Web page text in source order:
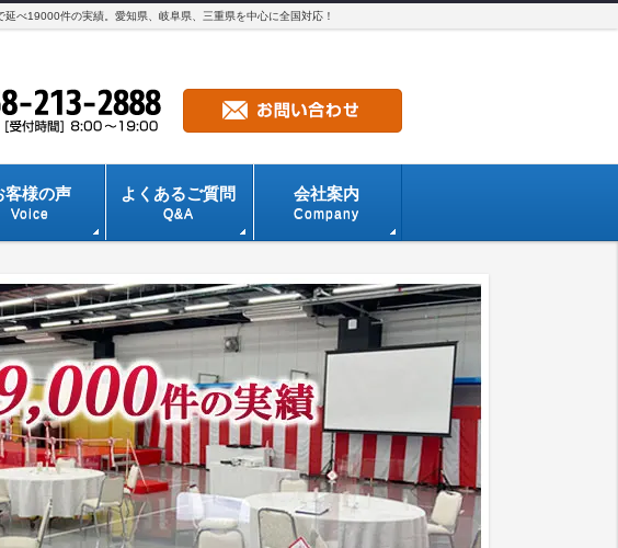
べ19000件の実績。愛知県、岐阜県、三重県を中心に全国対応！
客様の声
Voice
よくあるご質問
Q&A
会社案内
Company